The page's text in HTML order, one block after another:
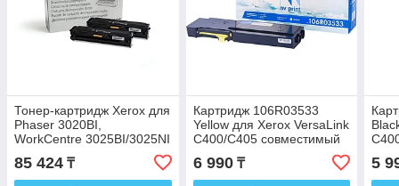
Тонер-картридж Xerox для
Phaser 3020BI,
WorkCentre 3025BI/3025NI
106R03048
85 424 ₸
Картридж 106R03533
Yellow для Xerox VersaLink
C400/C405 совместимый
6 990₸ 5